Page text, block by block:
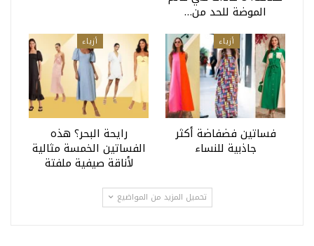
الموضة للحد من…
أزياء
فساتين فضفاضة أكثر
جاذبية للنساء
أزياء
رايحة البحر؟ هذه
الفساتين الخمسة مثالية
لأناقة صيفية ملفتة
تحميل المزيد من المواضيع